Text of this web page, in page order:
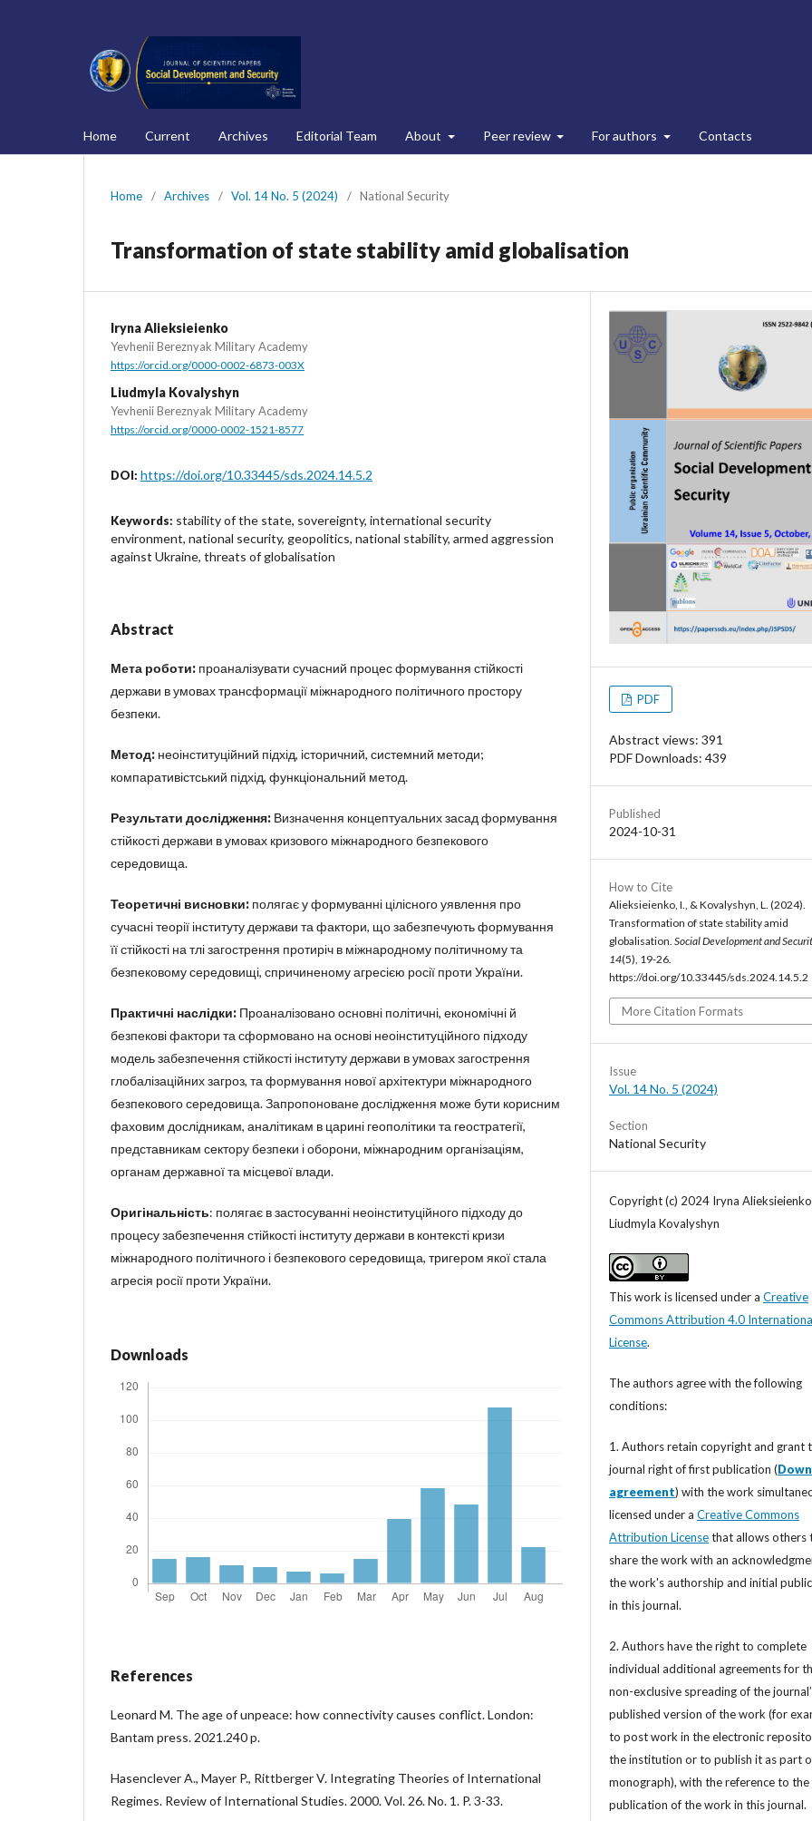
Home Current Archives Editorial Team About Peer review For authors Contacts
Home / Archives / Vol. 14 No. 5 (2024) / National Security
Transformation of state stability amid globalisation
Iryna Alieksieienko
Yevhenii Bereznyak Military Academy
https://orcid.org/0000-0002-6873-003X
Liudmyla Kovalyshyn
Yevhenii Bereznyak Military Academy
https://orcid.org/0000-0002-1521-8577
DOI: https://doi.org/10.33445/sds.2024.14.5.2
Keywords: stability of the state, sovereignty, international security
environment, national security, geopolitics, national stability, armed aggression
against Ukraine, threats of globalisation
Abstract
Мета роботи: проаналізувати сучасний процес формування стійкості
держави в умовах трансформації міжнародного політичного простору
безпеки.
Метод: неоінституційний підхід, історичний, системний методи;
компаративістський підхід, функціональний метод.
Результати дослідження: Визначення концептуальних засад формування
стійкості держави в умовах кризового міжнародного безпекового
середовища.
Теоретичні висновки: полягає у формуванні цілісного уявлення про
сучасні теорії інституту держави та фактори, що забезпечують формування
її стійкості на тлі загострення протиріч в міжнародному політичному та
безпековому середовищі, спричиненому агресією росії проти України.
Практичні наслідки: Проаналізовано основні політичні, економічні й
безпекові фактори та сформовано на основі неоінституційного підходу
модель забезпечення стійкості інституту держави в умовах загострення
глобалізаційних загроз, та формування нової архітектури міжнародного
безпекового середовища. Запропоноване дослідження може бути корисним
фаховим дослідникам, аналітикам в царині геополітики та геостратегії,
представникам сектору безпеки і оборони, міжнародним організаціям,
органам державної та місцевої влади.
Оригінальність: полягає в застосуванні неоінституційного підходу до
процесу забезпечення стійкості інституту держави в контексті кризи
міжнародного політичного і безпекового середовища, тригером якої стала
агресія росії проти України.
Downloads
References
Leonard M. The age of unpeace: how connectivity causes conflict. London:
Bantam press. 2021.240 p.
Hasenclever A., Mayer P., Rittberger V. Integrating Theories of International
Regimes. Review of International Studies. 2000. Vol. 26. No. 1. P. 3-33.
PDF
Abstract views: 391
PDF Downloads: 439
Published
2024-10-31
How to Cite
Alieksieienko, I., & Kovalyshyn, L. (2024).
Transformation of state stability amid
globalisation. Social Development and
14(5), 19-26.
https://doi.org/10.33445/sds.2024.14.5.2
More Citation Formats
Issue
Vol. 14 No. 5 (2024)
Section
National Security
Copyright (c) 2024 Iryna
Liudmyla Kovalyshyn
This work is licensed under a Creative
Commons Attribution 4.0
License.
The authors agree with the following
conditions:
1. Authors retain copyright and grant
journal right of first publication (
agreement) with the work
licensed under a Creative Commons
Attribution Licensethat allows others
share the work with an
the work's authorship and initial
in this journal.
2. Authors have the right to complete
individual additional agreements for
non-exclusive spreading of the
published version of the work (for
to post work in the electronic
the institution or to publish it as part
monograph), with the reference to
publication of the work in this journal.